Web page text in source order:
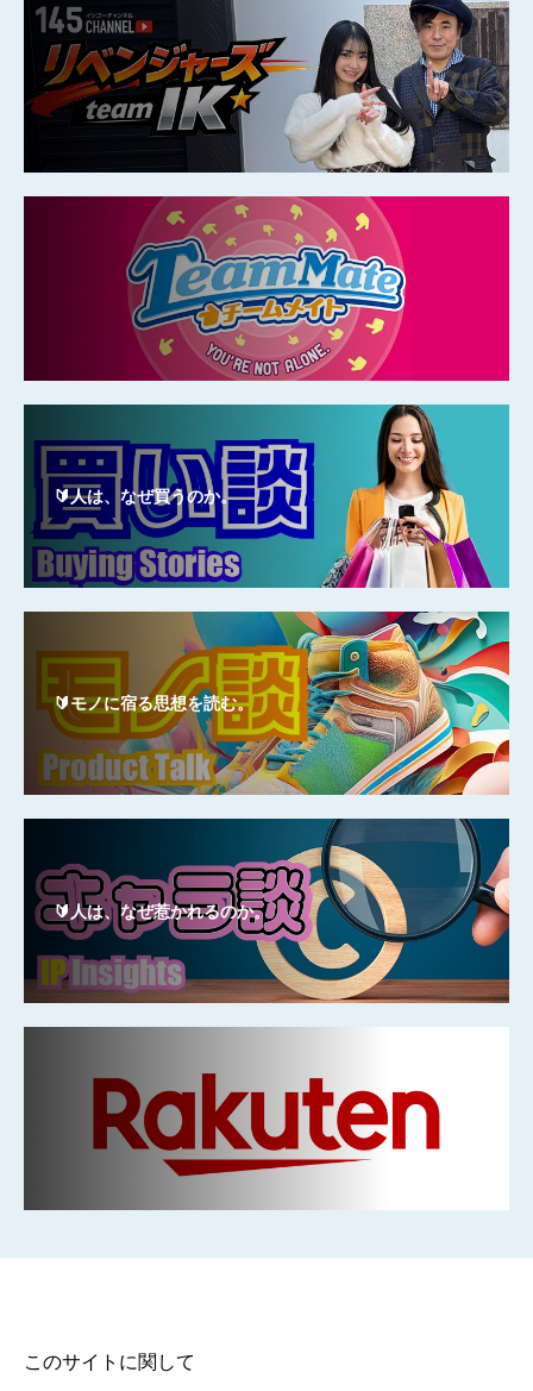
🔰人は、なぜ買うのか。
🔰モノに宿る思想を読む。
🔰人は、なぜ惹かれるのか。
このサイトに関して